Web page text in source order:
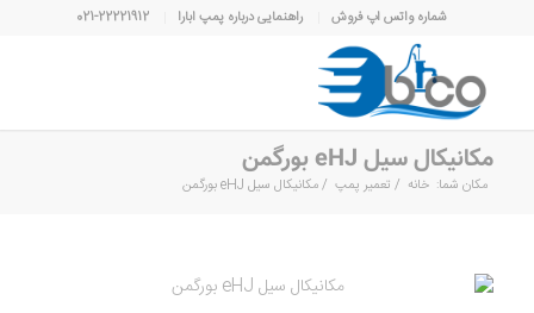
شماره واتس اپ فروش راهنمایی درباره پمپ ابارا 021-22221912
مکانیکال سیل eHJ بورگمن
مکان شما: خانه / تعمیر پمپ /مکانیکال سیل eHJ بورگمن